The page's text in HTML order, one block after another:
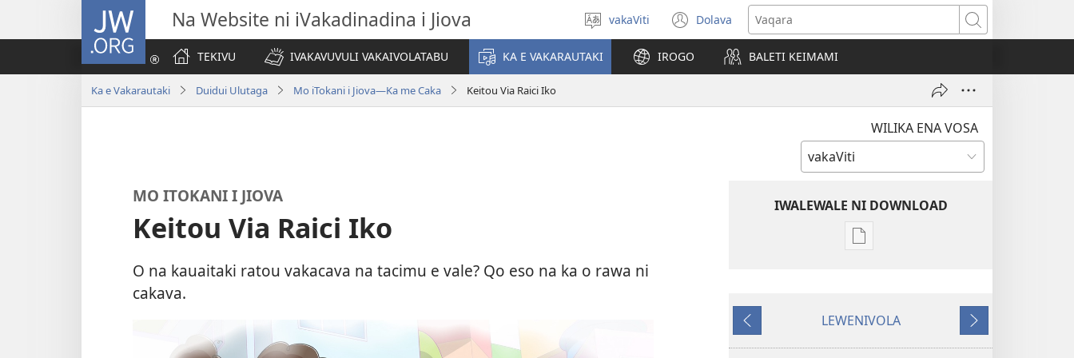
JW.ORG Na Website ni iVakadinadina i Jiova
Digia
na
Vosa
vakaViti Dolava
(opens
new
window)
Vaqara
TEKIVU
IVAKAVUVULI VAKAIVOLATABU KA E VAKARAUTAKI IROGO BALETI KEIMAMI
Ka e Vakarautaki Duidui Ulutaga Mo iTokani i Jiova​—Ka me Caka Keitou Via Raici Iko
WILIKA ENA VOSA
MO ITOKANI I JIOVA
Keitou Via Raici Iko
O na kauaitaki ratou vakacava na tacimu e vale? Qo eso na ka o rawa ni
cakava.
IWALEWALE NI DOWNLOAD
Sala
na
LESU
I
LEWENIVOLA
TARAVA